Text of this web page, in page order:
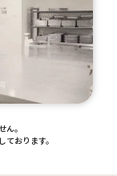
。
おります。